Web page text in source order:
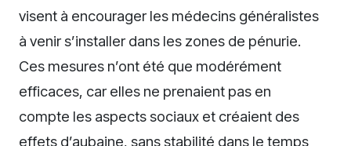
visent à encourager les médecins généralistes
à venir s’installer dans les zones de pénurie.
Ces mesures n’ont été que modérément
efficaces, car elles ne prenaient pas en
compte les aspects sociaux et créaient des
effets d’aubaine, sans stabilité dans le temps